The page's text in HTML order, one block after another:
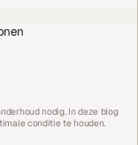
nodig. In deze blog
conditie te houden.